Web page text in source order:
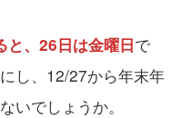
、26日は金曜日で
し、12/27から年末年
いでしょうか。